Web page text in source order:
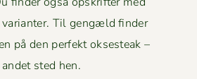
Til gengæld find­er
på den per­fekt okses­teak –
sted hen.